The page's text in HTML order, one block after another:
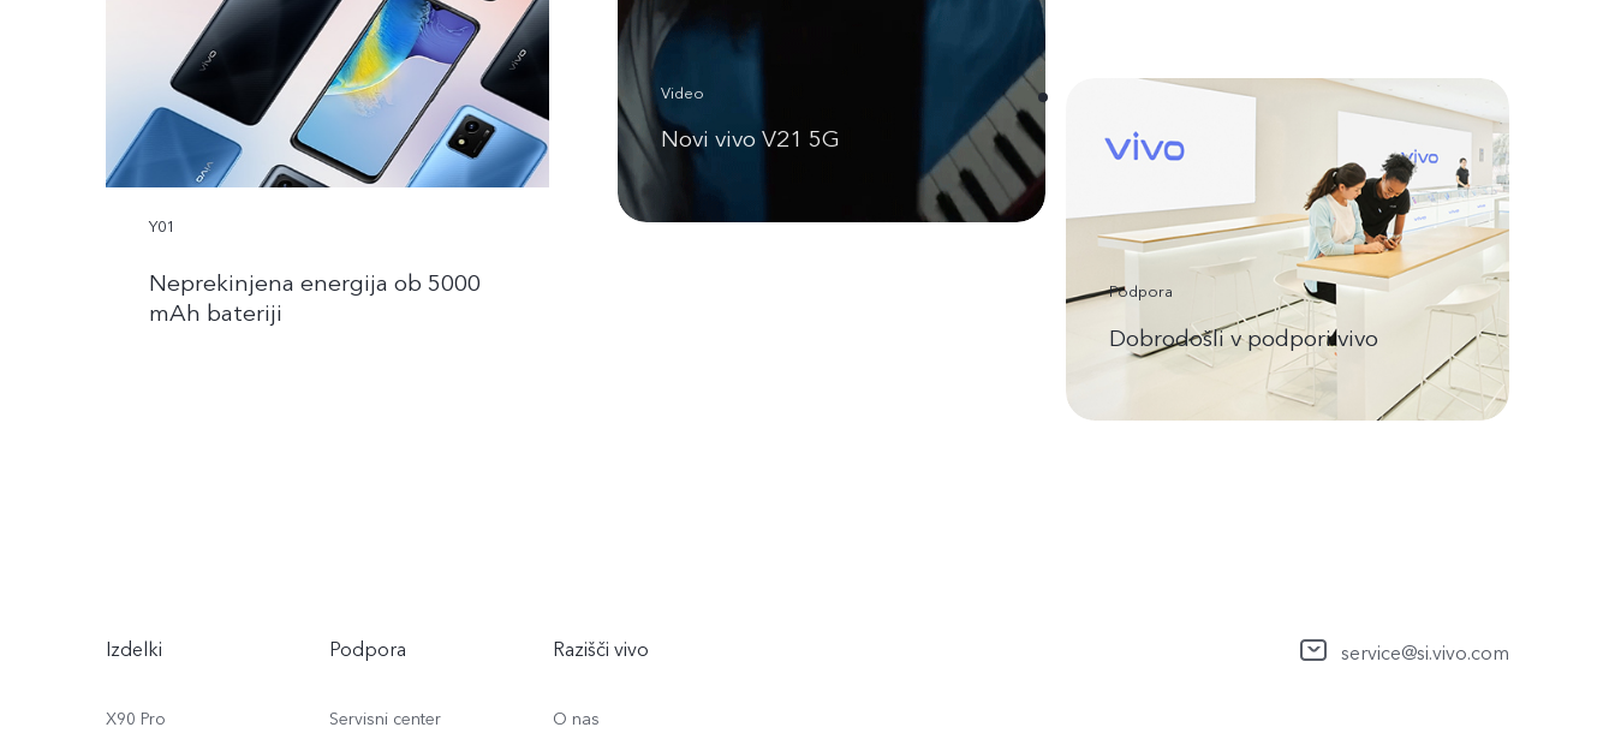
Video
Novi vivo V21 5G
Y01
Neprekinjena energija ob 5000
mAh bateriji
Podpora
Dobrodošli v podpori vivo
Izdelki
X90 Pro
Podpora
Servisni center
Razišči vivo
O nas
service@si.vivo.com